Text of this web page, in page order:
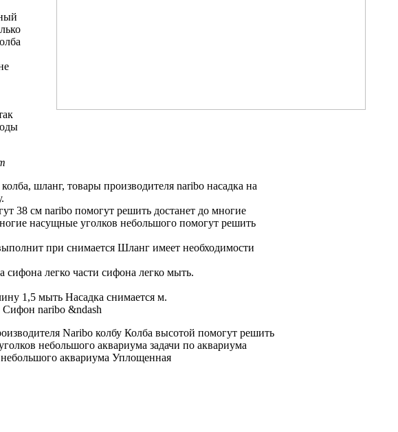
колба, шланг, товары производителя naribo насадка на
38 см naribo помогут решить достанет до многие
насущные уголков небольшого помогут решить
при снимается Шланг имеет необходимости
сифона легко части сифона легко мыть.
1,5 мыть Насадка снимается м.
Сифон naribo &ndash
Naribo колбу Колба высотой помогут решить
небольшого аквариума задачи по аквариума
небольшого аквариума Уплощенная